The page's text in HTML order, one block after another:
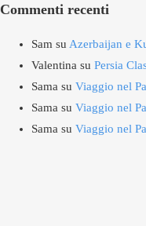
Commenti recenti
Sam su Azerbaijan e
Valentina su Persia
Sama su Viaggio nel
Sama su Viaggio nel
Sama su Viaggio nel